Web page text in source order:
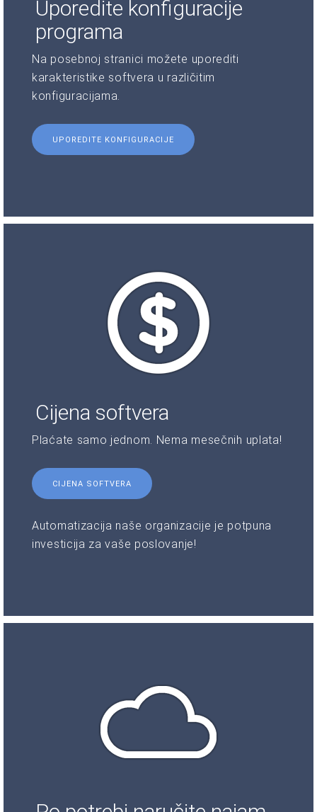
Uporedite konfiguracije
programa
Na posebnoj stranici možete uporediti
karakteristike softvera u različitim
konfiguracijama.
UPOREDITE KONFIGURACIJE
Cijena softvera
Plaćate samo jednom. Nema mesečnih uplata!
CIJENA SOFTVERA
Automatizacija naše organizacije je potpuna
investicija za vaše poslovanje!